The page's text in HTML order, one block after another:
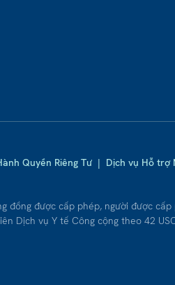
Quyền Riêng Tư | Dịch vụ Hỗ trợ
đồng được cấp phép, người được cấp
Dịch vụ Y tế Công cộng theo 42